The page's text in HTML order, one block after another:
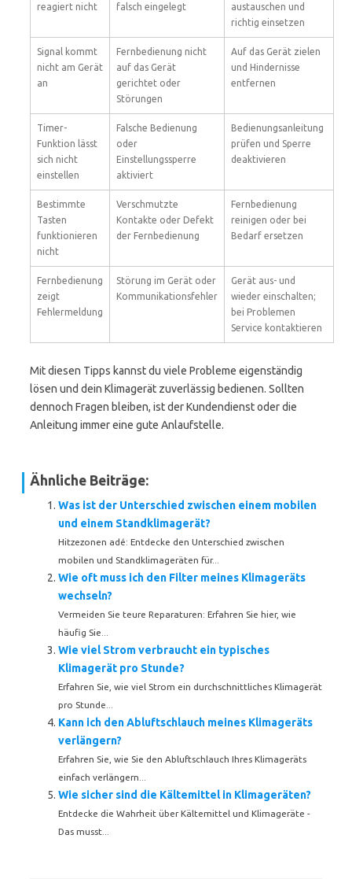
reagiert nicht falsch eingelegt
austauschen und
richtig einsetzen
Signal kommt
nicht am Gerät
an
Fernbedienung nicht
auf das Gerät
gerichtet oder
Störungen
Auf das Gerät zielen
und Hindernisse
entfernen
Timer-
Funktion lässt
sich nicht
einstellen
Falsche Bedienung
oder
Einstellungssperre
aktiviert
Bedienungsanleitung
prüfen und Sperre
deaktivieren
Bestimmte
Tasten
funktionieren
nicht
Verschmutzte
Kontakte oder Defekt
der Fernbedienung
Fernbedienung
reinigen oder bei
Bedarf ersetzen
Fernbedienung
zeigt
Fehlermeldung
Störung im Gerät oder
Kommunikationsfehler
Gerät aus- und
wieder einschalten;
bei Problemen
Service kontaktieren
Mit diesen Tipps kannst du viele Probleme eigenständig
lösen und dein Klimagerät zuverlässig bedienen. Sollten
dennoch Fragen bleiben, ist der Kundendienst oder die
Anleitung immer eine gute Anlaufstelle.
Ähnliche Beiträge:
Was ist der Unterschied zwischen einem mobilen
und einem Standklimagerät?
Hitzezonen adé: Entdecke den Unterschied zwischen
mobilen und Standklimageräten für...
Wie oft muss ich den Filter meines Klimageräts
wechseln?
Vermeiden Sie teure Reparaturen: Erfahren Sie hier, wie
häufig Sie...
Wie viel Strom verbraucht ein typisches
Klimagerät pro Stunde?
Erfahren Sie, wie viel Strom ein durchschnittliches Klimagerät
pro Stunde...
Kann ich den Abluftschlauch meines Klimageräts
verlängern?
Erfahren Sie, wie Sie den Abluftschlauch Ihres Klimageräts
einfach verlängern...
Wie sicher sind die Kältemittel in Klimageräten?
Entdecke die Wahrheit über Kältemittel und Klimageräte -
Das musst...